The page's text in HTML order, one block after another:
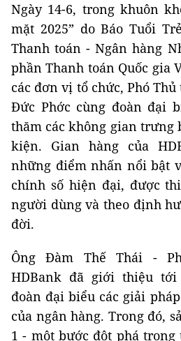
Ngày 14-6, trong khuôn
mặt 2025” do Báo Tuổi
Thanh toán - Ngân hàng
phần Thanh toán Quốc gia
các đơn vị tổ chức, Phó
Đức Phớc cùng đoàn đại
thăm các không gian trưng
kiện. Gian hàng của
những điểm nhấn nổi bật
chính số hiện đại, được
người dùng và theo định
đời.
Ông Đàm Thế Thái -
HDBank đã giới thiệu
đoàn đại biểu các giải
của ngân hàng. Trong đó,
1 - một bước đột phá